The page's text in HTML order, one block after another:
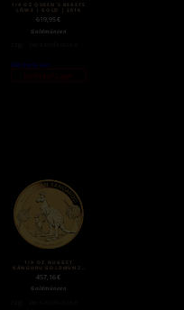
1/4 OZ QUEEN’S BEASTS
LÖWE | GOLD | 2016
619,95€
Goldmünzen
Weiterlesen
Nicht auf Lager
1/4 OZ NUGGET
KÄNGURU GOLDMÜNZE
457,16€
Goldmünzen